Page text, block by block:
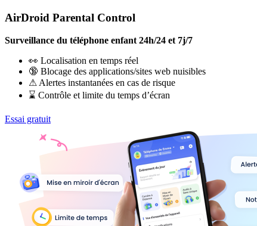
AirDroid Parental Control
Surveillance du téléphone enfant 24h/24 et 7j/7
👀 Localisation en temps réel
🔞 Blocage des applications/sites web nuisibles
⚠ Alertes instantanées en cas de risque
⌛ Contrôle et limite du temps d’écran
Essai gratuit